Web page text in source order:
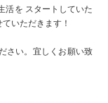
活を スタートしていた
いただきます！
さい。宜しくお願い致